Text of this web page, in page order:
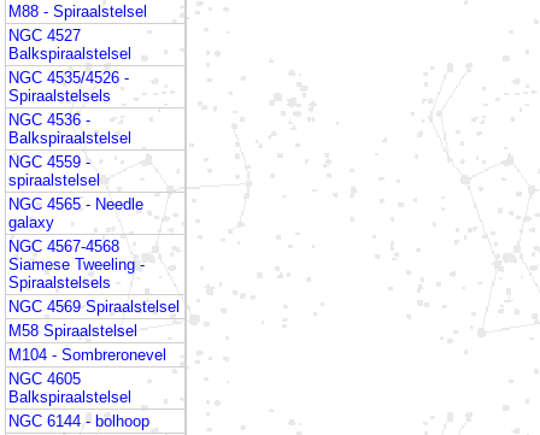
M88 - Spiraalstelsel
NGC 4527
Balkspiraalstelsel
NGC 4535/4526 -
Spiraalstelsels
NGC 4536 -
Balkspiraalstelsel
NGC 4559 -
spiraalstelsel
NGC 4565 - Needle
galaxy
NGC 4567-4568
Siamese Tweeling -
Spiraalstelsels
NGC 4569 Spiraalstelsel
M58 Spiraalstelsel
M104 - Sombreronevel
NGC 4605
Balkspiraalstelsel
NGC 6144 - bolhoop